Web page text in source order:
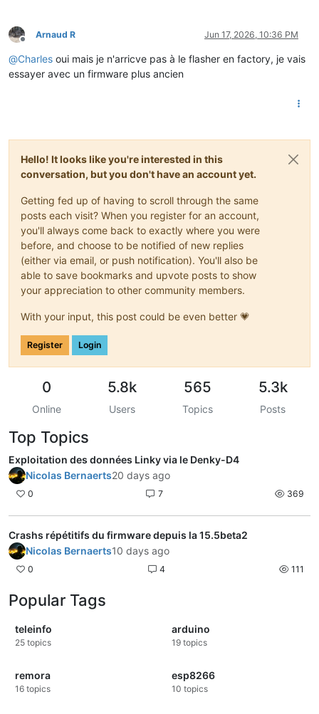
Offline
Arnaud R Jun 17, 2026, 10:36 PM
@Charles oui mais je n'arricve pas à le flasher en factory, je vais
essayer avec un firmware plus ancien
Hello! It looks like you're interested in this
conversation, but you don't have an account yet.
Getting fed up of having to scroll through the same
posts each visit? When you register for an account,
you'll always come back to exactly where you were
before, and choose to be notified of new replies
(either via email, or push notification). You'll also be
able to save bookmarks and upvote posts to show
your appreciation to other community members.
With your input, this post could be even better 💗
Register Login
0
Online
5.8k
Users
565
Topics
5.3k
Posts
Top Topics
Exploitation des données Linky via le Denky-D4
Nicolas Bernaerts20 days ago
0 7 369
Crashs répétitifs du firmware depuis la 15.5beta2
Nicolas Bernaerts10 days ago
0 4 111
Popular Tags
teleinfo
25 topics
arduino
19 topics
remora
16 topics
esp8266
10 topics